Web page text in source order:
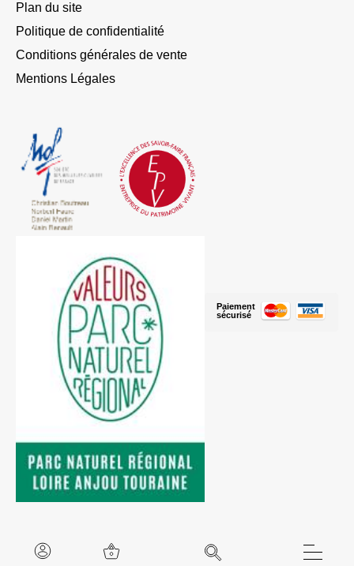
Plan du site
Politique de confidentialité
Conditions générales de vente
Mentions Légales
Paiement
sécurisé